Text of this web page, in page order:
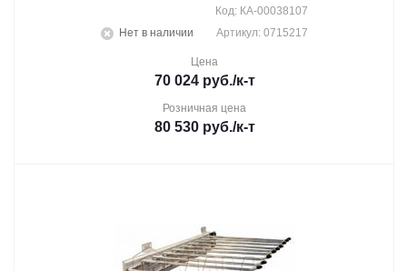
Нет в наличии
Код: КА-00038107
Артикул: 0715217
Цена
70 024руб./к-т
Розничная цена
80 530руб./к-т